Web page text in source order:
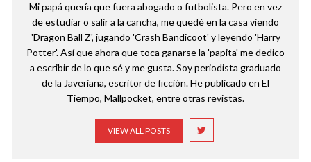
Mi papá quería que fuera abogado o futbolista. Pero en vez
de estudiar o salir a la cancha, me quedé en la casa viendo
'Dragon Ball Z', jugando 'Crash Bandicoot' y leyendo 'Harry
Potter'. Así que ahora que toca ganarse la 'papita' me dedico
a escribir de lo que sé y me gusta. Soy periodista graduado
de la Javeriana, escritor de ficción. He publicado en El
Tiempo, Mallpocket, entre otras revistas.
VIEW ALL POSTS